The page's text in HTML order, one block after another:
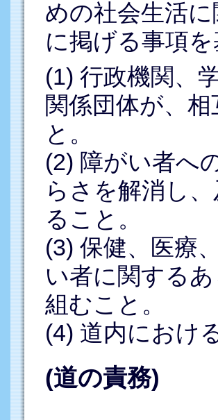
めの社会生活
に掲げる事項
(1) 行政機関、
関係団体が、
と。
(2) 障がい者へ
らさを解消し
ること。
(3) 保健、医療
い者に関する
組むこと。
(4) 道内におけ
(道の責務)